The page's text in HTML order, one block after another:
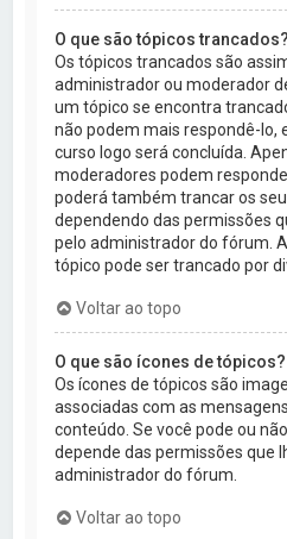
O que são tópicos trancados?
Os tópicos trancados são
administrador ou moderador
um tópico se encontra
não podem mais respondê-lo,
curso logo será concluída.
moderadores podem
poderá também trancar os
dependendo das permissões
pelo administrador do fórum.
tópico pode ser trancado por
Voltar ao topo
O que são ícones de tópicos?
Os ícones de tópicos são
associadas com as
conteúdo. Se você pode ou
depende das permissões que
administrador do fórum.
Voltar ao topo